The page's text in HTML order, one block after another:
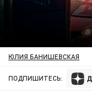
ЮЛИЯ БАНИШЕВСКАЯ
ПОДПИШИТЕСЬ: